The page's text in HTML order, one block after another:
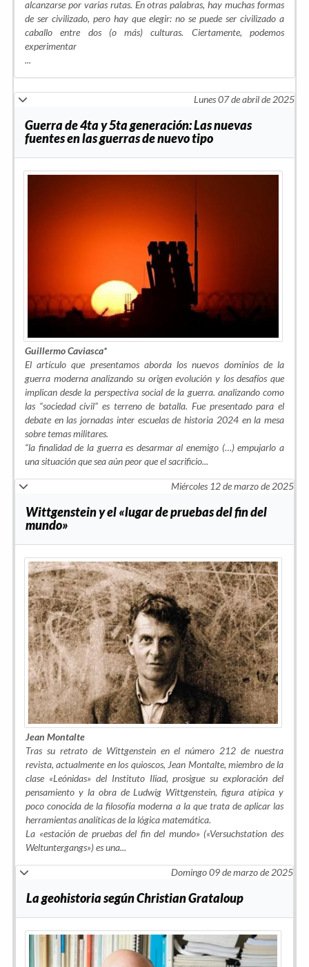
alcanzarse por varias rutas. En otras palabras, hay muchas formas
de ser civilizado, pero hay que elegir: no se puede ser civilizado a
caballo entre dos (o más) culturas. Ciertamente, podemos
experimentar
...
Lunes 07 de abril de 2025
Guerra de 4ta y 5ta generación: Las nuevas
fuentes en las guerras de nuevo tipo
Guillermo Caviasca*
El artículo que presentamos aborda los nuevos dominios de la
guerra moderna analizando su origen evolución y los desafíos que
implican desde la perspectiva social de la guerra. analizando como
las “sociedad civil” es terreno de batalla. Fue presentado para el
debate en las jornadas inter escuelas de historia 2024 en la mesa
sobre temas militares.
“la finalidad de la guerra es desarmar al enemigo (…) empujarlo a
una situación que sea aún peor que el sacrificio...
Miércoles 12 de marzo de 2025
Wittgenstein y el «lugar de pruebas del fin del
mundo»
Jean Montalte
Tras su retrato de Wittgenstein en el número 212 de nuestra
revista, actualmente en los quioscos, Jean Montalte, miembro de la
clase «Leónidas» del Instituto Iliad, prosigue su exploración del
pensamiento y la obra de Ludwig Wittgenstein, figura atípica y
poco conocida de la filosofía moderna a la que trata de aplicar las
herramientas analíticas de la lógica matemática.
La «estación de pruebas del fin del mundo» («Versuchstation des
Weltuntergangs») es una...
Domingo 09 de marzo de 2025
La geohistoria según Christian Grataloup